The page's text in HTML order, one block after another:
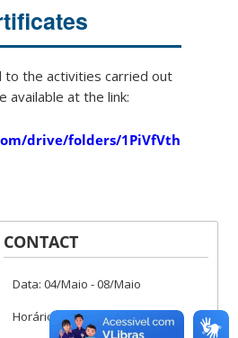
the activities carried out
available at the link:
drive/folders/
CONTACT
Data: 04/Maio - 08/Maio
Horário: 8h30 -17h